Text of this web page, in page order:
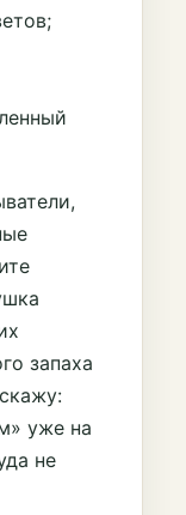
запаха
уже на
не